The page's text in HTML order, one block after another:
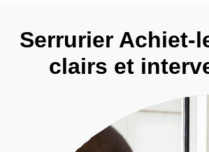
Serrurier Achiet-
clairs et